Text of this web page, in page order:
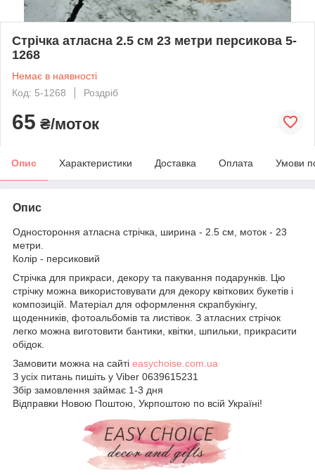
Стрічка атласна 2.5 см 23 метри персикова 5-
1268
Немає в наявності
Код: 5-1268
Роздріб
65 ₴/моток
Опис Характеристики Доставка Оплата Умови
Опис
Одностороння атласна стрічка, ширина - 2.5 см, моток - 23
метри.
Колір - персиковий
Стрічка для прикраси, декору та пакування подарунків. Цю
стрічку можна використовувати для декору квіткових букетів і
композицій. Матеріал для оформлення скрапбукінгу,
щоденників, фотоальбомів та листівок. З атласних стрічок
легко можна виготовити бантики, квітки, шпильки, прикрасити
обідок.
Замовити можна на сайті easychoise.com.ua
З усіх питань пишіть у Viber 0639615231
Збір замовлення займає 1-3 дня
Відправки Новою Поштою, Укрпоштою по всій Україні!